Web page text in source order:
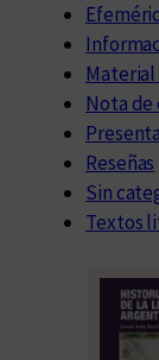
Material
Nota de
Reseñas
Sin
Textos